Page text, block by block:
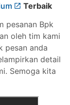
Terbaik
pesanan Bpk
oleh tim kami
pesan anda
detail
Semoga kita